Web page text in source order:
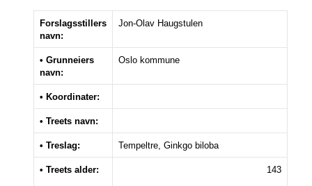
Forslagsstillers
navn:
Jon-Olav Haugstulen
• Grunneiers
navn:
Oslo kommune
• Koordinater:
• Treets navn:
• Treslag: Tempeltre, Ginkgo biloba
• Treets alder: 143